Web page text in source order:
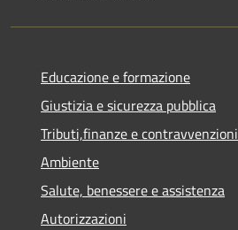
Educazione e formazione
Giustizia e sicurezza pubblica
Tributi,finanze e contravvenzioni
Ambiente
Salute, benessere e assistenza
Autorizzazioni